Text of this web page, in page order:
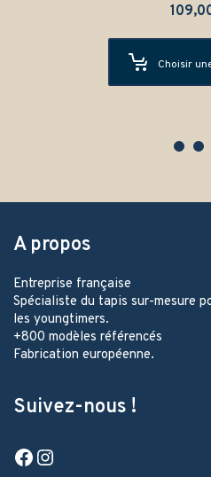
Choisir une couleur
A propos
Entreprise française
Spécialiste du tapis sur-mesure
les youngtimers.
+800 modèles référencés
Fabrication européenne.
Suivez-nous !
Facebook